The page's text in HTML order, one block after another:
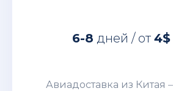
6-8 дней / от 4$
Авиадоставка из Китая
имеющих большую